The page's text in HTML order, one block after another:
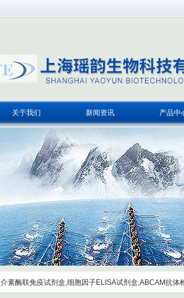
关于我们 新闻资讯 产品中
素酶联免疫试剂盒,细胞因子ELISA试剂盒,ABCAM抗体